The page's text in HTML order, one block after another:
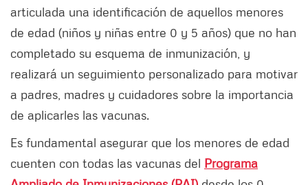
articulada una identificación de aquellos menores
de edad (niños y niñas entre 0 y 5 años) que no han
completado su esquema de inmunización, y
realizará un seguimiento personalizado para motivar
a padres, madres y cuidadores sobre la importancia
de aplicarles las vacunas.
Es fundamental asegurar que los menores de edad
cuenten con todas las vacunas del Programa